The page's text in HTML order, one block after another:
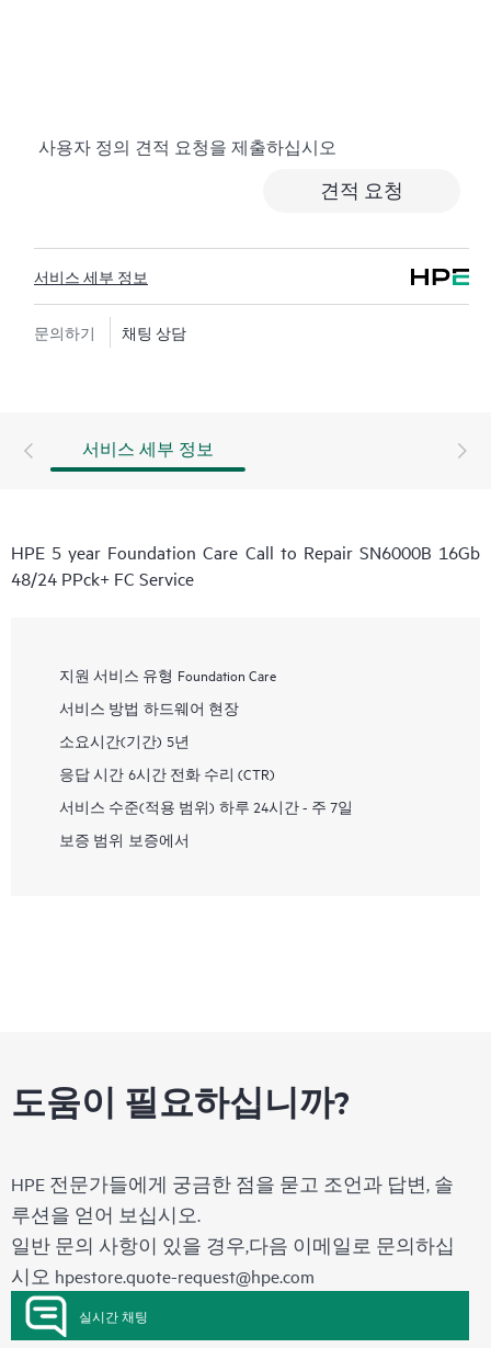
사용자 정의 견적 요청을 제출하십시오
견적 요청
서비스 세부 정보
문의하기 채팅 상담
서비스 세부 정보
HPE 5 year Foundation Care Call to Repair SN6000B 16Gb
48/24 PPck+ FC Service
지원 서비스 유형 Foundation Care
서비스 방법 하드웨어 현장
소요시간(기간) 5년
응답 시간 6시간 전화 수리 (CTR)
서비스 수준(적용 범위) 하루 24시간 - 주 7일
보증 범위 보증에서
도움이 필요하십니까?
HPE 전문가들에게 궁금한 점을 묻고 조언과 답변, 솔
루션을 얻어 보십시오.
일반 문의 사항이 있을 경우,다음 이메일로 문의하십
시오 hpestore.quote-request@hpe.com
실시간 채팅